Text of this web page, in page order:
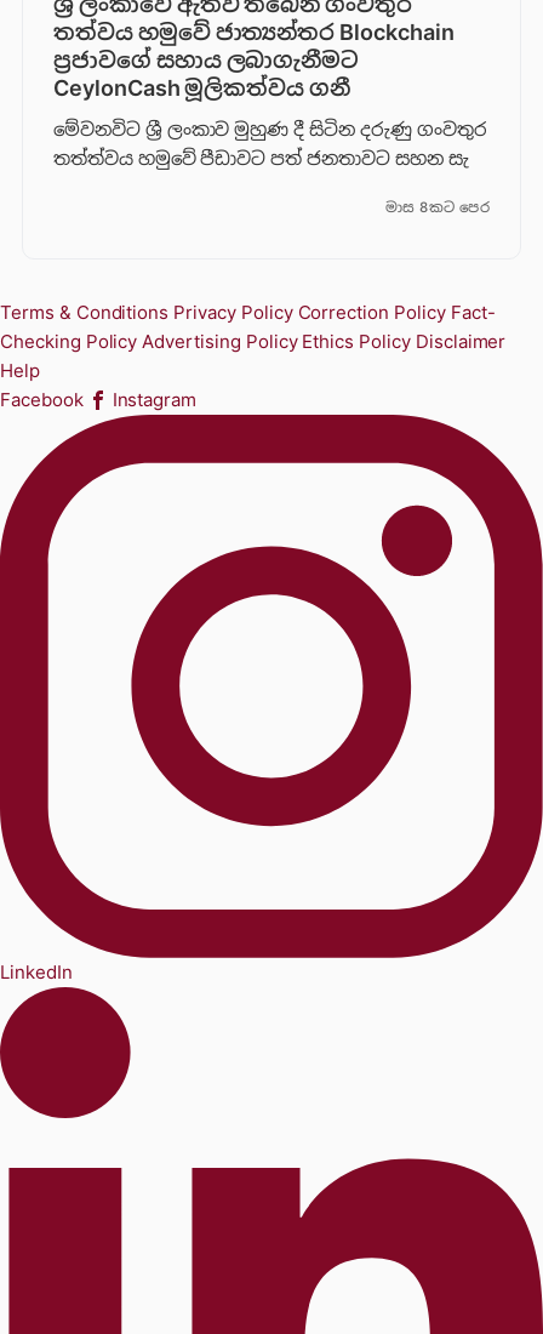
තත්වය හමුවේ ජාත්‍යන්තර Blockchain
ප්‍රජාවගේ සහාය ලබාගැනීමට
CeylonCash මූලිකත්වය ග​නී
මේවනවිට ශ්‍රී ලංකාව මුහුණ දී සිටින දරුණු ගංවතුර
තත්ත්වය හමුවේ පීඩාවට පත් ජනතාවට සහන සැ
මාස 8කට පෙර
Terms & Conditions Privacy Policy Correction Policy Fact-
Checking Policy Advertising Policy Ethics Policy Disclaimer
Help
Facebook
Instagram
LinkedIn